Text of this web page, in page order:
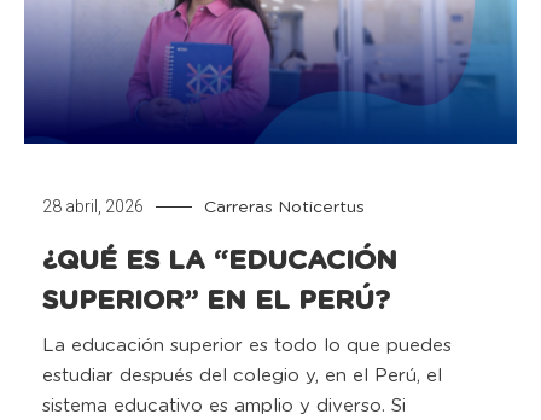
28 abril, 2026 Carreras Noticertus
¿QUÉ ES LA “EDUCACIÓN
SUPERIOR” EN EL PERÚ?
La educación superior es todo lo que puedes
estudiar después del colegio y, en el Perú, el
sistema educativo es amplio y diverso. Si